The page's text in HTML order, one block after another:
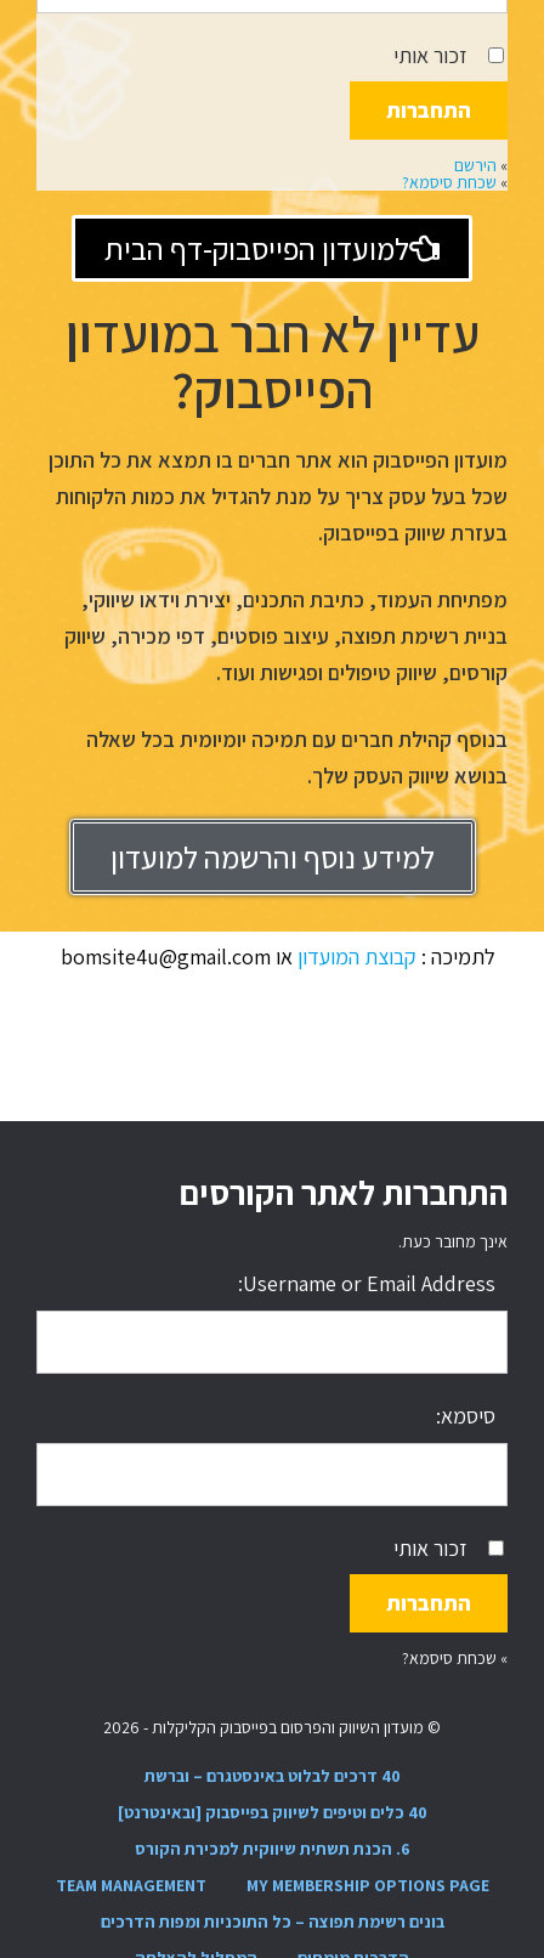
זכור אותי
» הירשם
» שכחת סיסמא?
למועדון הפייסבוק-דף הבית
עדיין לא חבר במועדון
הפייסבוק?
מועדון הפייסבוק הוא אתר חברים בו תמצא את כל התוכן
שכל בעל עסק צריך על מנת להגדיל את כמות הלקוחות
בעזרת שיווק בפייסבוק.
מפתיחת העמוד, כתיבת התכנים, יצירת וידאו שיווקי,
בניית רשימת תפוצה, עיצוב פוסטים, דפי מכירה, שיווק
קורסים, שיווק טיפולים ופגישות ועוד.
בנוסף קהילת חברים עם תמיכה יומיומית בכל שאלה
בנושא שיווק העסק שלך.
למידע נוסף והרשמה למועדון
לתמיכה : קבוצת המועדון או bomsite4u@gmail.com
התחברות לאתר הקורסים
אינך מחובר כעת.
Username or Email Address:
סיסמא:
זכור אותי
» שכחת סיסמא?
© מועדון השיווק והפרסום בפייסבוק הקליקלות - 2026
40 דרכים לבלוט באינסטגרם – וברשת
40 כלים וטיפים לשיווק בפייסבוק [ובאינטרנט]
6. הכנת תשתית שיווקית למכירת הקורס
MY MEMBERSHIP OPTIONS PAGE
TEAM MANAGEMENT
בונים רשימת תפוצה – כל התוכניות ומפות הדרכים